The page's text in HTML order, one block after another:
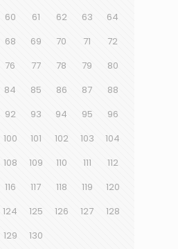
60 61 62 63
64
68 69 70 71
72
76 77 78 79
80
84 85 86 87
88
92 93 94 95
96
100 101 102 103
104
108 109 110 111
112
116 117 118 119
120
124 125 126 127
128
129
130